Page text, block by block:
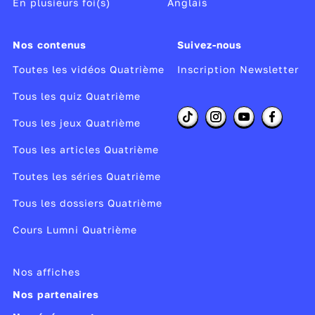
A) Critique de l’ordre politique
Lemodèle anglais selon Voltaire:
monarchie parlementaire, négociants
fonction du salaire et non du rang social.
Terre de liberté, Voltaire (menacé et
emprisonné en France) s’y réfugie et y écrit
Recours au conte philosophique.
découvre l’esclavage :
l’optimisme
En plusieurs foi(s) Anglais
Nos contenus
Toutes les vidéos Quatrième
Tous les quiz Quatrième
Tous les jeux Quatrième
Tous les articles Quatrième
Toutes les séries Quatrième
Tous les dossiers Quatrième
Cours Lumni Quatrième
Suivez-nous
Inscription Newsletter
Nos affiches
Nos partenaires